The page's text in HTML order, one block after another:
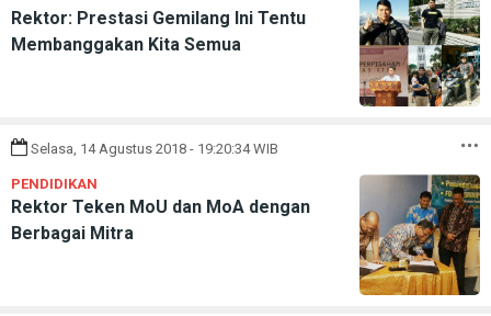
Rektor: Prestasi Gemilang Ini Tentu
Membanggakan Kita Semua
Selasa, 14 Agustus 2018 - 19:20:34 WIB
PENDIDIKAN
Rektor Teken MoU dan MoA dengan
Berbagai Mitra